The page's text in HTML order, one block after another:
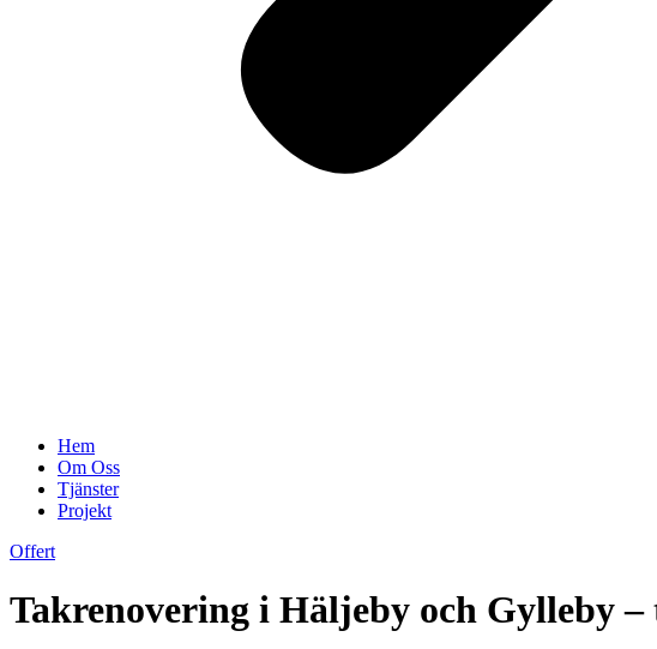
Hem
Om Oss
Tjänster
Projekt
Offert
Takrenovering i Häljeby och Gylleby